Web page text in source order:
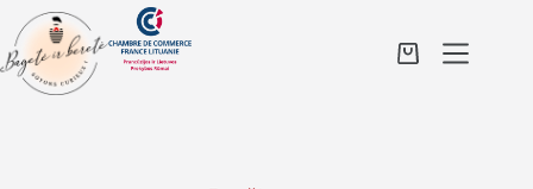
content
Shopping